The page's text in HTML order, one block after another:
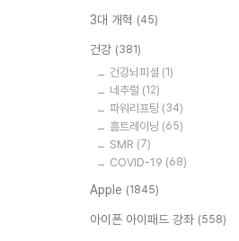
3대 개혁 (45)
건강 (381)
건강뇌피셜 (1)
네추럴 (12)
파워리프팅 (34)
홈트레이닝 (65)
SMR (7)
COVID-19 (68)
Apple (1845)
아이폰 아이패드 강좌 (558)